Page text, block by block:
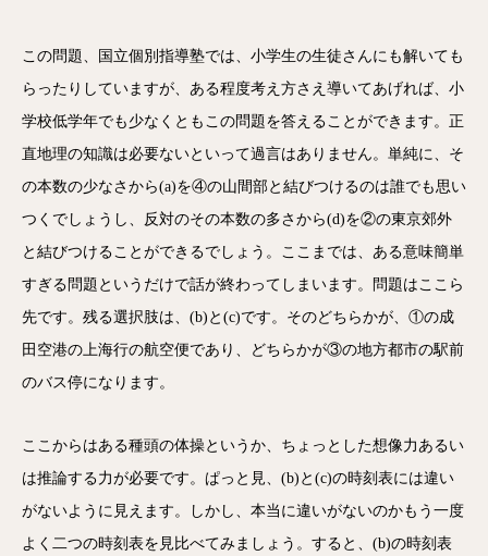
この問題、国立個別指導塾では、小学生の生徒さんにも解いても
らったりしていますが、ある程度考え方さえ導いてあげれば、小
学校低学年でも少なくともこの問題を答えることができます。正
直地理の知識は必要ないといって過言はありません。単純に、そ
の本数の少なさから(a)を④の山間部と結びつけるのは誰でも思い
つくでしょうし、反対のその本数の多さから(d)を②の東京郊外
と結びつけることができるでしょう。ここまでは、ある意味簡単
すぎる問題というだけで話が終わってしまいます。問題はここら
先です。残る選択肢は、(b)と(c)です。そのどちらかが、①の成
田空港の上海行の航空便であり、どちらかが③の地方都市の駅前
のバス停になります。
ここからはある種頭の体操というか、ちょっとした想像力あるい
は推論する力が必要です。ぱっと見、(b)と(c)の時刻表には違い
がないように見えます。しかし、本当に違いがないのかもう一度
よく二つの時刻表を見比べてみましょう。すると、(b)の時刻表